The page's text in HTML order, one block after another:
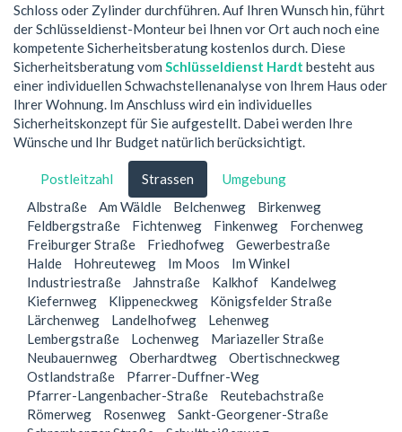
Schloss oder Zylinder durchführen. Auf Ihren Wunsch hin, führt
der Schlüsseldienst-Monteur bei Ihnen vor Ort auch noch eine
kompetente Sicherheitsberatung kostenlos durch. Diese
Sicherheitsberatung vom Schlüsseldienst Hardt besteht aus
einer individuellen Schwachstellenanalyse von Ihrem Haus oder
Ihrer Wohnung. Im Anschluss wird ein individuelles
Sicherheitskonzept für Sie aufgestellt. Dabei werden Ihre
Wünsche und Ihr Budget natürlich berücksichtigt.
Postleitzahl Strassen
Umgebung
Albstraße
Am Wäldle Belchenweg
Birkenweg
Feldbergstraße
Fichtenweg Finkenweg
Forchenweg
Freiburger Straße
Friedhofweg
Gewerbestraße
Halde
Hohreuteweg Im Moos
Im Winkel
Industriestraße
Jahnstraße Kalkhof
Kandelweg
Kiefernweg
Klippeneckweg
Königsfelder Straße
Lärchenweg
Landelhofweg
Lehenweg
Lembergstraße
Lochenweg
Mariazeller Straße
Neubauernweg
Oberhardtweg
Obertischneckweg
Ostlandstraße
Pfarrer-Duffner-Weg
Pfarrer-Langenbacher-Straße
Reutebachstraße
Römerweg
Rosenweg
Sankt-Georgener-Straße